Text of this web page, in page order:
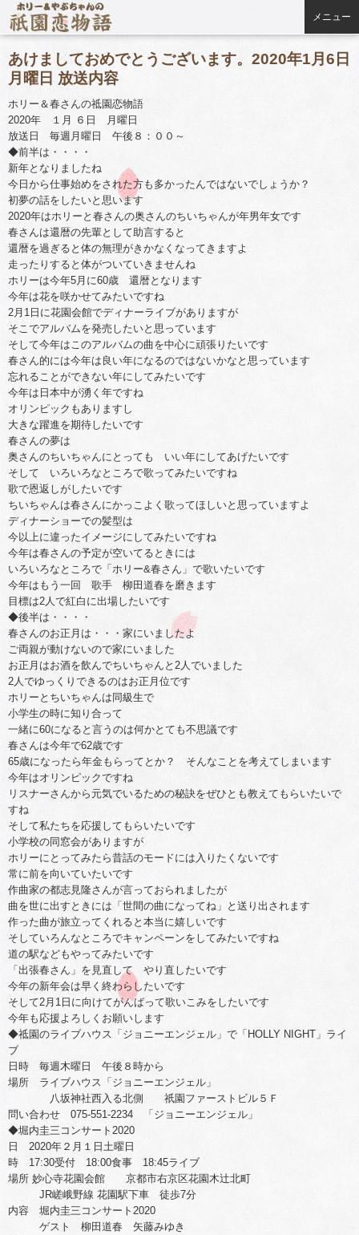
メニュー
あけましておめでとうございます。2020年1月6日
月曜日 放送内容
ホリー＆春さんの祗園恋物語
2020年 １月 ６日 月曜日
放送日 毎週月曜日 午後８：００～
◆前半は・・・・
新年となりましたね
今日から仕事始めをされた方も多かったんではないでしょうか？
初夢の話をしたいと思います
2020年はホリーと春さんの奥さんのちいちゃんが年男年女です
春さんは還暦の先輩として助言すると
還暦を過ぎると体の無理がきかなくなってきますよ
走ったりすると体がついていきませんね
ホリーは今年5月に60歳 還暦となります
今年は花を咲かせてみたいですね
2月1日に花園会館でディナーライブがありますが
そこでアルバムを発売したいと思っています
そして今年はこのアルバムの曲を中心に頑張りたいです
春さん的には今年は良い年になるのではないかなと思っています
忘れることができない年にしてみたいです
今年は日本中が湧く年ですね
オリンピックもありますし
大きな躍進を期待したいです
春さんの夢は
奥さんのちいちゃんにとっても いい年にしてあげたいです
そして いろいろなところで歌ってみたいですね
歌で恩返しがしたいです
ちいちゃんは春さんにかっこよく歌ってほしいと思っていますよ
ディナーショーでの髪型は
今以上に違ったイメージにしてみたいですね
今年は春さんの予定が空いてるときには
いろいろなところで「ホリー&春さん」で歌いたいです
今年はもう一回 歌手 柳田道春を磨きます
目標は2人で紅白に出場したいです
◆後半は・・・・
春さんのお正月は・・・家にいましたよ
ご両親が動けないので家にいました
お正月はお酒を飲んでちいちゃんと2人でいました
2人でゆっくりできるのはお正月位です
ホリーとちいちゃんは同級生で
小学生の時に知り合って
一緒に60になると言うのは何かとても不思議です
春さんは今年で62歳です
65歳になったら年金もらってとか？ そんなことを考えてしまいます
今年はオリンピックですね
リスナーさんから元気でいるための秘訣をぜひとも教えてもらいたいで
すね
そして私たちを応援してもらいたいです
小学校の同窓会がありますが
ホリーにとってみたら昔話のモードには入りたくないです
常に前を向いていたいです
作曲家の都志見隆さんが言っておられましたが
曲を世に出すときには「世間の曲になってね」と送り出されます
作った曲が旅立ってくれると本当に嬉しいです
そしていろんなところでキャンペーンをしてみたいですね
道の駅などもやってみたいです
「出張春さん」を見直して やり直したいです
今年の新年会は早く終わらしたいです
そして2月1日に向けてがんばって歌いこみをしたいです
今年も応援よろしくお願いします
◆祗園のライブハウス「ジョニーエンジェル」で「HOLLY NIGHT」ライ
ブ
日時 毎週木曜日 午後８時から
場所 ライブハウス「ジョニーエンジェル」
八坂神社西入る北側 祇園ファーストビル５Ｆ
問い合わせ 075-551-2234 「ジョニーエンジェル」
◆堀内圭三コンサート2020
日 2020年２月１日土曜日
時 17:30受付 18:00食事 18:45ライブ
場所 妙心寺花園会館 京都市右京区花園木辻北町
JR嵯峨野線 花園駅下車 徒歩7分
内容 堀内圭三コンサート2020
ゲスト 柳田道春 矢藤みゆき